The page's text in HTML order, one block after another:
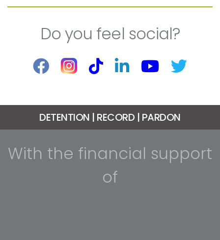
Do you feel social?
DETENTION | RECORD | PARDON
With the financial support
of